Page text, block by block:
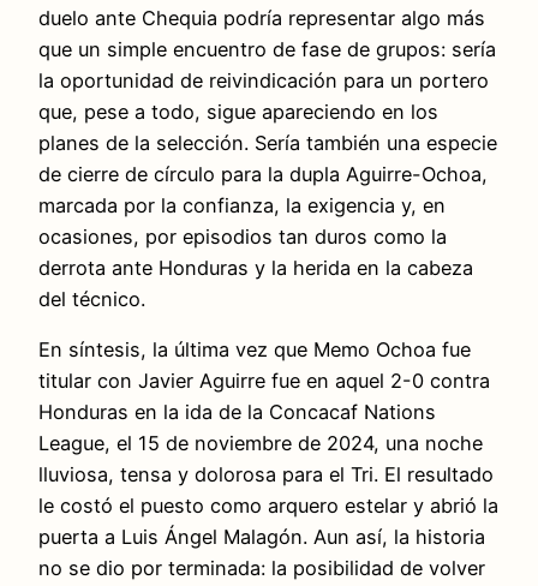
duelo ante Chequia podría representar algo más
que un simple encuentro de fase de grupos: sería
la oportunidad de reivindicación para un portero
que, pese a todo, sigue apareciendo en los
planes de la selección. Sería también una especie
de cierre de círculo para la dupla Aguirre-Ochoa,
marcada por la confianza, la exigencia y, en
ocasiones, por episodios tan duros como la
derrota ante Honduras y la herida en la cabeza
del técnico.
En síntesis, la última vez que Memo Ochoa fue
titular con Javier Aguirre fue en aquel 2-0 contra
Honduras en la ida de la Concacaf Nations
League, el 15 de noviembre de 2024, una noche
lluviosa, tensa y dolorosa para el Tri. El resultado
le costó el puesto como arquero estelar y abrió la
puerta a Luis Ángel Malagón. Aun así, la historia
no se dio por terminada: la posibilidad de volver